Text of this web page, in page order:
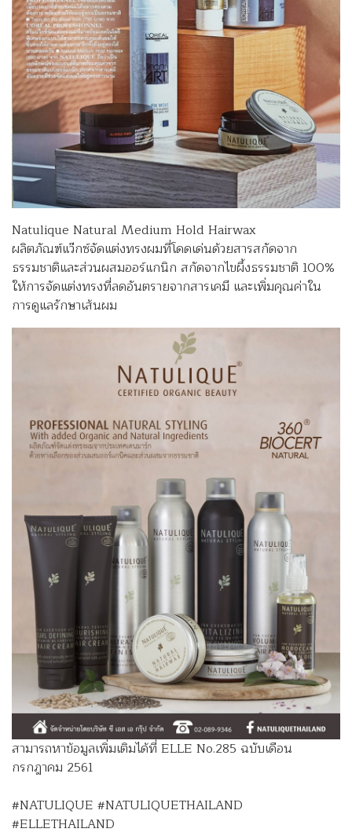
Natulique Natural Medium Hold Hairwax
ผลิตภัณฑ์แว๊กซ์จัดแต่งทรงผมที่โดดเด่นด้วยสารสกัดจาก
ธรรมชาติและส่วนผสมออร์แกนิก สกัดจากไขผึ้งธรรมชาติ 100%
ให้การจัดแต่งทรงที่ลดอันตรายจากสารเคมี และเพิ่มคุณค่าใน
การดูแลรักษาเส้นผม
สามารถหาข้อมูลเพิ่มเติมได้ที่ ELLE No.285 ฉบับเดือน
กรกฎาคม 2561
#NATULIQUE #NATULIQUETHAILAND
#ELLETHAILAND